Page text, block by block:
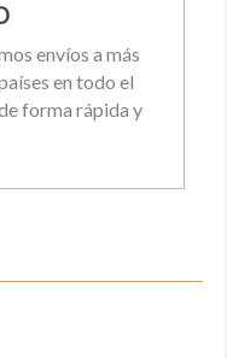
envíos a más
en todo el
forma rápida y